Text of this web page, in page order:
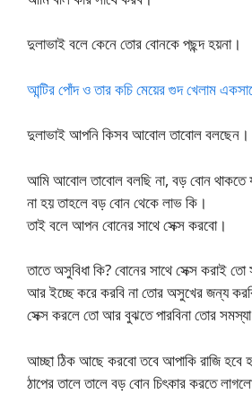
দুলাভাই বলে কেনে তোর বোনকে পছন্দ হয়না।
আন্টির পোঁদ ও তার কচি মেয়ের গুদ খেলাম
দুলাভাই আপনি কিসব আবোল তাবোল বলছেন।
আমি আবোল তাবোল বলছি না, বড় বোন থাকতে
না হয় তাহলে বড় বোন থেকে লাভ কি।
তাই বলে আপন বোনের সাথে সেক্স করবো।
তাতে অসুবিধা কি? বোনের সাথে সেক্স করাই
আর ইচ্ছে করে করবি না তোর অসুখের জন্য
সেক্স করলে তো আর বুঝতে পারবিনা তোর
আচ্ছা ঠিক আছে করবো তবে আপাকি রাজি
ঠাপের তালে তালে বড় বোন চিৎকার করতে